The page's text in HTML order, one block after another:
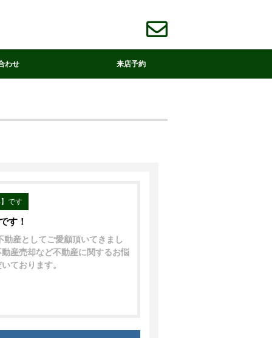
わせ 来店予約
です
す！
産としてご愛顧頂いてきまし
産売却など不動産に関するお悩
ております。